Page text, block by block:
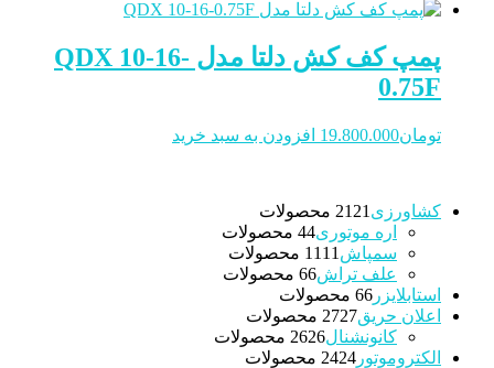
پمپ کف کش دلتا مدل QDX 10-16-
0.75F
تومان19.800.000 افزودن به سبد خرید
کشاورزی 21 21 محصولات
اره موتوری 44 محصولات
سمپاش
11 11 محصولات
علف تراش 66 محصولات
استابلایزر
66 محصولات
اعلان حریق
2727 محصولات
کانونشنال
2626 محصولات
الکتروموتور
2424 محصولات